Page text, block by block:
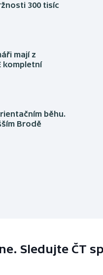
300 tisíc
mají z
kompletní
běhu.
Brodě
Sledujte ČT